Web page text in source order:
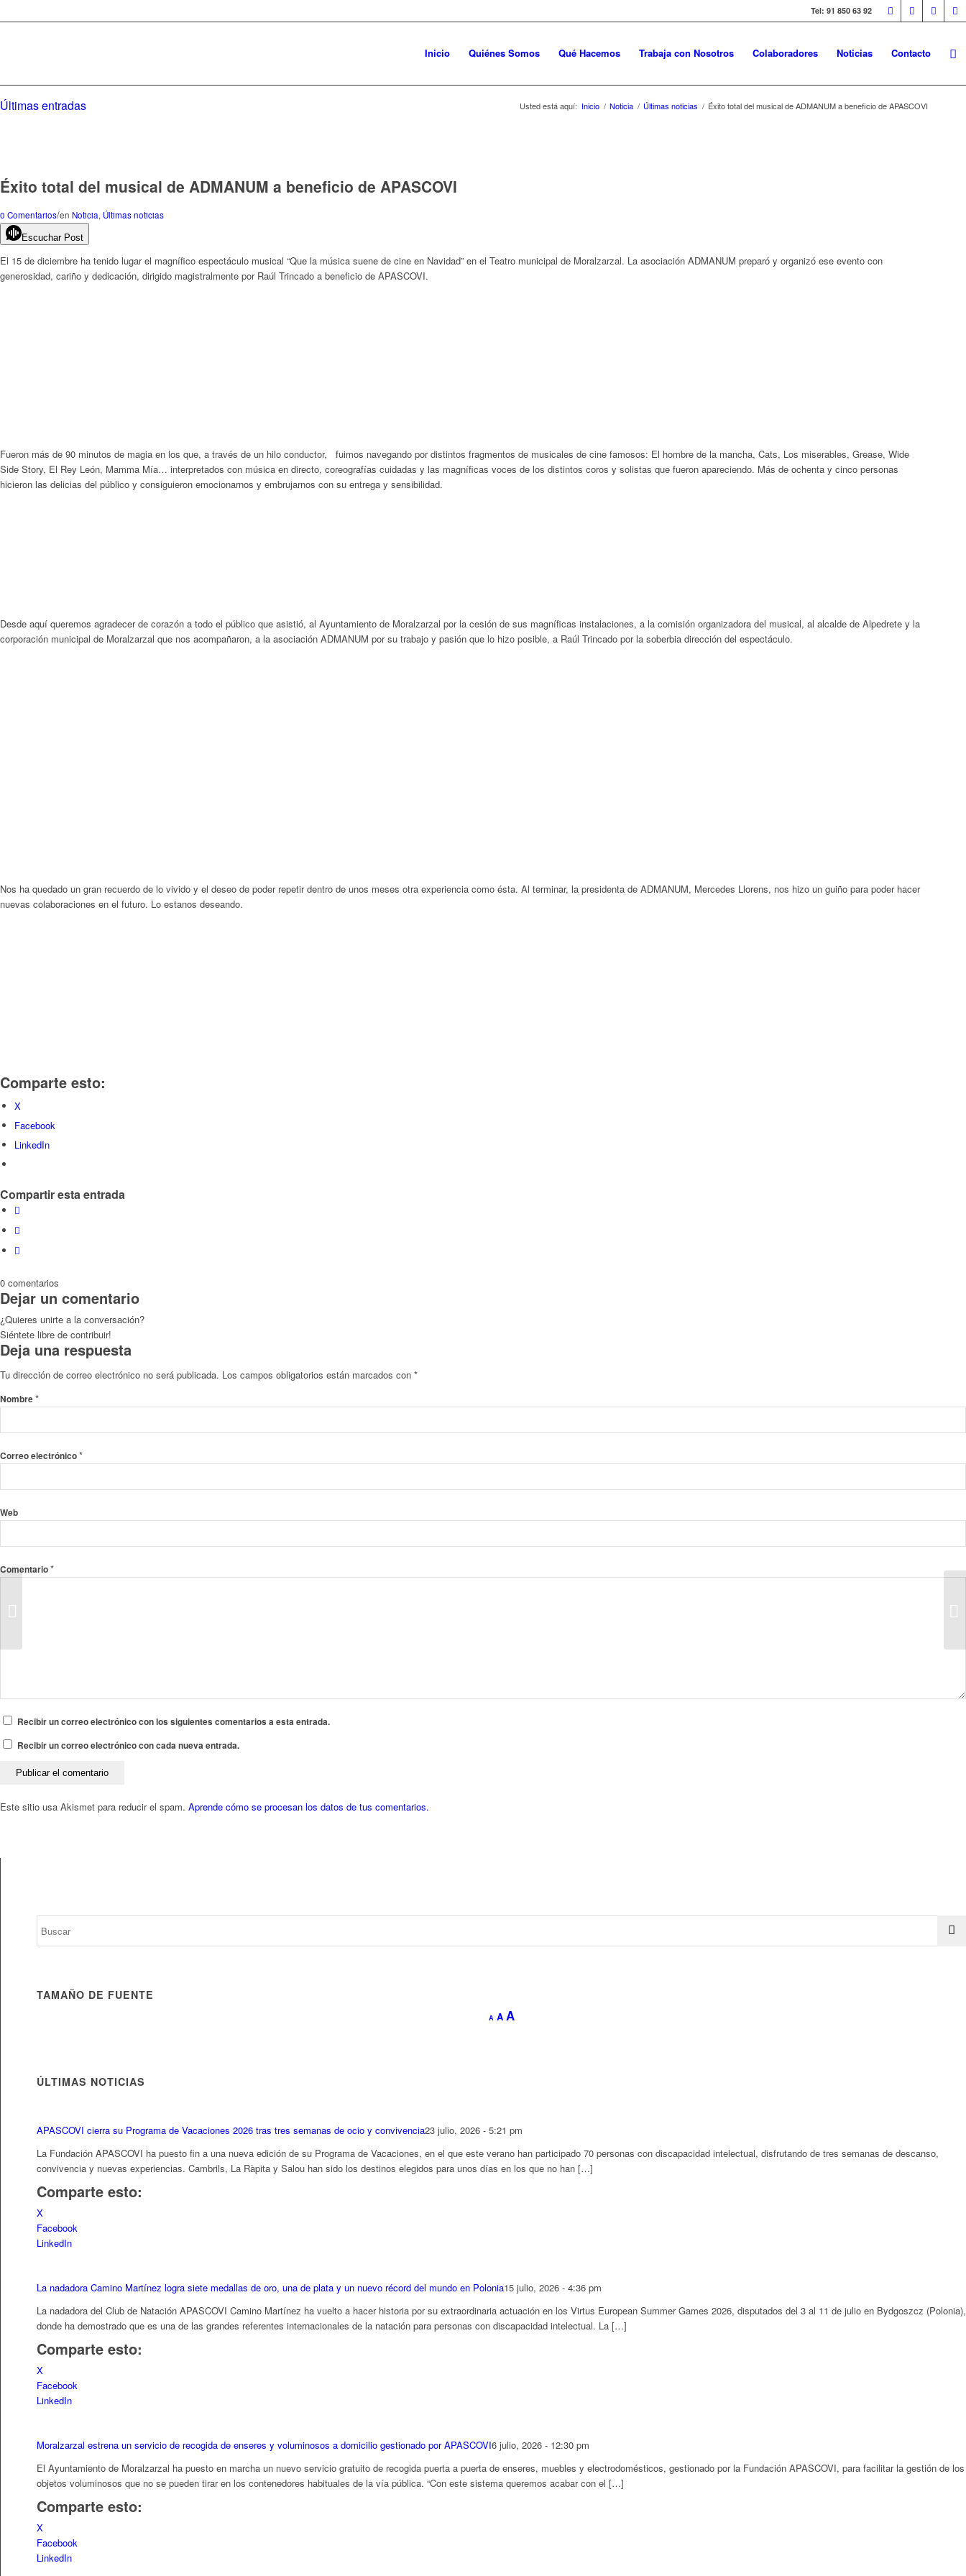
Tel: 91 850 63 92
Inicio Quiénes Somos Qué Hacemos Trabaja con Nosotros Colaboradores Noticias Contacto
Últimas entradas Usted está aquí: Inicio / Noticia / Últimas noticias / Éxito total del musical de ADMANUM a beneficio de APASCOVI
Éxito total del musical de ADMANUM a beneficio de APASCOVI
0 Comentarios/en Noticia, Últimas noticias
Escuchar Post
El 15 de diciembre ha tenido lugar el magnífico espectáculo musical “Que la música suene de cine en Navidad” en el Teatro municipal de Moralzarzal. La asociación ADMANUM preparó y organizó ese evento con
generosidad, cariño y dedicación, dirigido magistralmente por Raúl Trincado a beneficio de APASCOVI.
Fueron más de 90 minutos de magia en los que, a través de un hilo conductor, fuimos navegando por distintos fragmentos de musicales de cine famosos: El hombre de la mancha, Cats, Los miserables, Grease, Wide
Side Story, El Rey León, Mamma Mía… interpretados con música en directo, coreografías cuidadas y las magníficas voces de los distintos coros y solistas que fueron apareciendo. Más de ochenta y cinco personas
hicieron las delicias del público y consiguieron emocionarnos y embrujarnos con su entrega y sensibilidad.
Desde aquí queremos agradecer de corazón a todo el público que asistió, al Ayuntamiento de Moralzarzal por la cesión de sus magníficas instalaciones, a la comisión organizadora del musical, al alcalde de Alpedrete y la
corporación municipal de Moralzarzal que nos acompañaron, a la asociación ADMANUM por su trabajo y pasión que lo hizo posible, a Raúl Trincado por la soberbia dirección del espectáculo.
Nos ha quedado un gran recuerdo de lo vivido y el deseo de poder repetir dentro de unos meses otra experiencia como ésta. Al terminar, la presidenta de ADMANUM, Mercedes Llorens, nos hizo un guiño para poder hacer
nuevas colaboraciones en el futuro. Lo estanos deseando.
Comparte esto:
X
Facebook
LinkedIn
Compartir esta entrada
0 comentarios
Dejar un comentario
¿Quieres unirte a la conversación?
Siéntete libre de contribuir!
Deja una respuesta
Tu dirección de correo electrónico no será publicada. Los campos obligatorios están marcados con *
Nombre*
Correo electrónico*
Web
Comentario*
Recibir un correo electrónico con los siguientes comentarios a esta entrada.
Recibir un correo electrónico con cada nueva entrada.
Este sitio usa Akismet para reducir el spam. Aprende cómo se procesan los datos de tus comentarios.
TAMAÑO DE FUENTE
A Reducir
ARestablecer
AAumentar
ÚLTIMAS NOTICIAS
APASCOVI cierra su Programa de Vacaciones 2026 tras tres semanas de ocio y convivencia23 julio, 2026 - 5:21 pm
La Fundación APASCOVI ha puesto fin a una nueva edición de su Programa de Vacaciones, en el que este verano han participado 70 personas con discapacidad intelectual, disfrutando de tres semanas de descanso,
convivencia y nuevas experiencias. Cambrils, La Ràpita y Salou han sido los destinos elegidos para unos días en los que no han […]
Comparte esto:
X
Facebook
LinkedIn
La nadadora Camino Martínez logra siete medallas de oro, una de plata y un nuevo récord del mundo en Polonia15 julio, 2026 - 4:36 pm
La nadadora del Club de Natación APASCOVI Camino Martínez ha vuelto a hacer historia por su extraordinaria actuación en los Virtus European Summer Games 2026, disputados del 3 al 11 de julio en Bydgoszcz (Polonia),
donde ha demostrado que es una de las grandes referentes internacionales de la natación para personas con discapacidad intelectual. La […]
Comparte esto:
X
Facebook
LinkedIn
Moralzarzal estrena un servicio de recogida de enseres y voluminosos a domicilio gestionado por APASCOVI6 julio, 2026 - 12:30 pm
El Ayuntamiento de Moralzarzal ha puesto en marcha un nuevo servicio gratuito de recogida puerta a puerta de enseres, muebles y electrodomésticos, gestionado por la Fundación APASCOVI, para facilitar la gestión de los
objetos voluminosos que no se pueden tirar en los contenedores habituales de la vía pública. “Con este sistema queremos acabar con el […]
Comparte esto:
X
Facebook
LinkedIn